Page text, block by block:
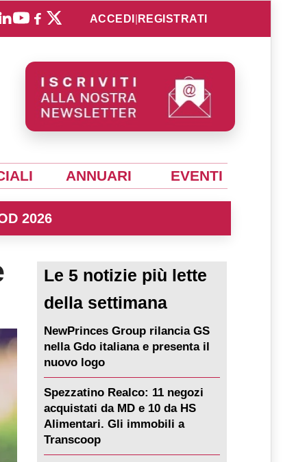
ACCEDI REGISTRATI
ANNUARI EVENTI
2026
Le 5 notizie più lette
della settimana
NewPrinces Group rilancia GS
nella Gdo italiana e presenta il
nuovo logo
Spezzatino Realco: 11 negozi
acquistati da MD e 10 da HS
Alimentari. Gli immobili a
Transcoop